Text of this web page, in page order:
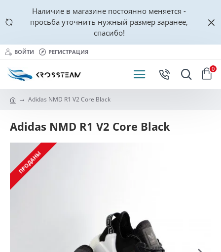
Наличие в магазине постоянно меняется -
просьба уточнить нужный размер заранее,
спасибо!
ВОЙТИ РЕГИСТРАЦИЯ
0
Adidas NMD R1 V2 Core Black
Adidas NMD R1 V2 Core Black
ПРОДАНЫ